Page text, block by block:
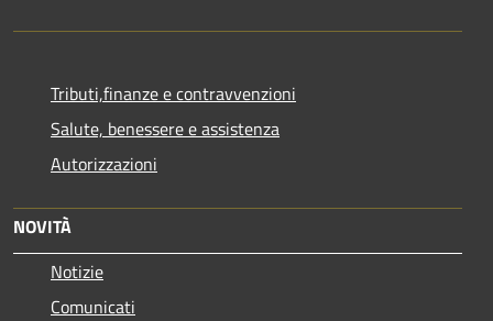
Tributi,finanze e contravvenzioni
Salute, benessere e assistenza
Autorizzazioni
NOVITÀ
Notizie
Comunicati